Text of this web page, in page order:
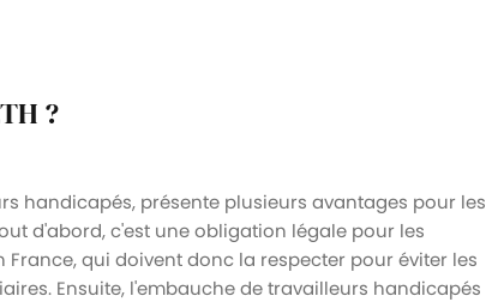
?
handicapés, présente plusieurs avantages pour les
d'abord, c'est une obligation légale pour les
qui doivent donc la respecter pour éviter les
Ensuite, l'embauche de travailleurs handicapés